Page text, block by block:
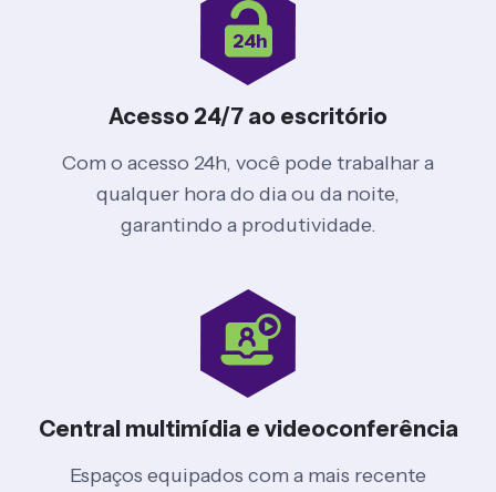
24h
Acesso 24/7 ao escritório
Com o acesso 24h, você pode trabalhar a
qualquer hora do dia ou da noite,
garantindo a produtividade.
Central multimídia e videoconferência
Espaços equipados com a mais recente